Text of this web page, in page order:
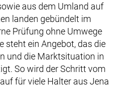
aus dem Umland auf
landen gebündelt im
Prüfung ohne Umwege
steht ein Angebot, das die
und die Marktsituation in
So wird der Schritt vom
für viele Halter aus Jena